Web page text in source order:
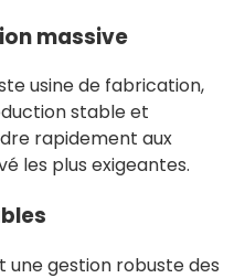
massive
usine de fabrication,
stable et
rapidement aux
les plus exigeantes.
une gestion robuste des